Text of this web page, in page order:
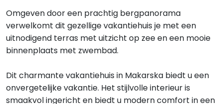
Omgeven door een prachtig bergpanorama
verwelkomt dit gezellige vakantiehuis je met een
uitnodigend terras met uitzicht op zee en een mooie
binnenplaats met zwembad.
Dit charmante vakantiehuis in Makarska biedt u een
onvergetelijke vakantie. Het stijlvolle interieur is
smaakvol ingericht en biedt u modern comfort in een